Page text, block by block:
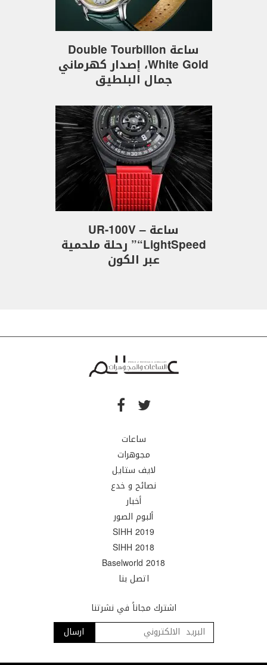
ساعة Double Tourbillon
White Gold، إصدار كهرماني
جمال البلطيق
ساعة UR-100V –
“LightSpeed” رحلة ملحمية
عبر الكون
ساعات
مجوهرات
لايف ستايل
نصائح و خدع
أخبار
ألبوم الصور
SIHH 2019
SIHH 2018
Baselworld 2018
اتصل بنا
اشترك مجاناً في نشرتنا